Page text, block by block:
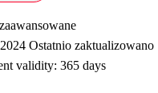
Ostatnio zaktualizowano
validity: 365 days